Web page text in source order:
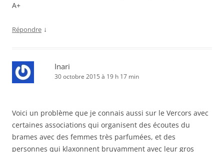
A+
Répondre ↓
Inari
30 octobre 2015 à 19 h 17 min
Voici un problème que je connais aussi sur le Vercors avec
certaines associations qui organisent des écoutes du
brames avec des femmes très parfumées, et des
personnes qui klaxonnent bruyamment avec leur gros